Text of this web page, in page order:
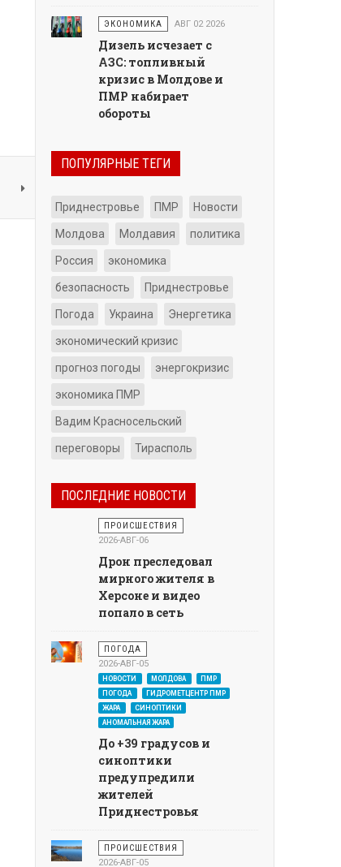
ЭКОНОМИКА АВГ 02 2026
Дизель исчезает с
АЗС: топливный
кризис в Молдове и
ПМР набирает
обороты
ПОПУЛЯРНЫЕ ТЕГИ
Приднестровье ПМР Новости
Молдова Молдавия политика
Россия экономика
безопасность Приднестровьe
Погода Украина Энергетика
экономический кризис
прогноз погоды энергокризис
экономика ПМР
Вадим Красносельский
переговоры Тирасполь
ПОСЛЕДНИЕ НОВОСТИ
ПРОИСШЕСТВИЯ
2026-АВГ-06
Дрон преследовал
мирного жителя в
Херсоне и видео
попало в сеть
ПОГОДА
2026-АВГ-05
НОВОСТИ МОЛДОВА
ПМР
ПОГОДА
ГИДРОМЕТЦЕНТР ПМР
ЖАРА
СИНОПТИКИ
АНОМАЛЬНАЯ ЖАРА
До +39 градусов и
синоптики
предупредили
жителей
Приднестровья
ПРОИСШЕСТВИЯ
2026-АВГ-05